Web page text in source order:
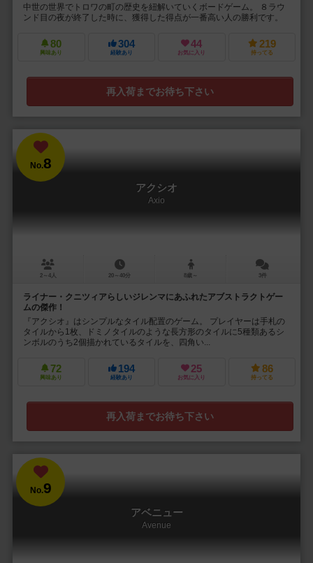
中世の世界でトロワの町の歴史を紐解いていくボードゲーム。 ８ラウ
ンド目の夜が終了した時に、獲得した得点が一番高い人の勝利です。
80
興味あり
304
経験あり
44
お気に入り
219
持ってる
再入荷までお待ち下さい
No.8
アクシオ
Axio
2～4人 20～40分 8歳～ 3件
ライナー・クニツィアらしいジレンマにあふれたアブストラクトゲー
ムの傑作！
『アクシオ』はシンプルなタイル配置のゲーム。 プレイヤーは手札の
タイルから1枚、ドミノタイルのような長方形のタイルに5種類あるシ
ンボルのうち2個描かれているタイルを、四角い...
72
興味あり
194
経験あり
25
お気に入り
86
持ってる
再入荷までお待ち下さい
No.9
アベニュー
Avenue